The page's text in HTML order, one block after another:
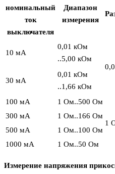
номинальный
ток
выключателя
Диапазон
измерения
10 мА
0,01 кОм
..5,00 кОм
30 мA
0,01 кОм
..1,66 кОм
100 мA
1 Ом..500 Ом
1
300 мA 1 Ом..166 Ом
500 мA
1 Ом..100 Ом
1000 мA
1 Ом..50 Ом
Измерение напряжения